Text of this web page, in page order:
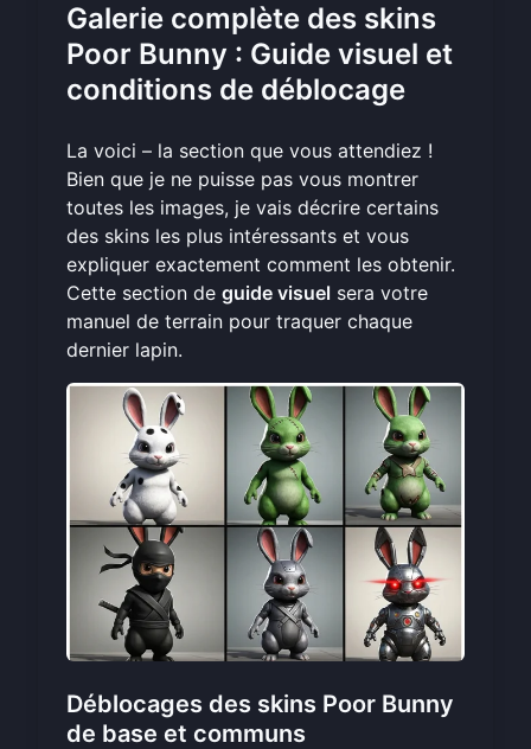
Galerie complète des skins
Poor Bunny : Guide visuel et
conditions de déblocage
La voici – la section que vous attendiez !
Bien que je ne puisse pas vous montrer
toutes les images, je vais décrire certains
des skins les plus intéressants et vous
expliquer exactement comment les obtenir.
Cette section de guide visuel sera votre
manuel de terrain pour traquer chaque
dernier lapin.
Déblocages des skins Poor Bunny
de base et communs